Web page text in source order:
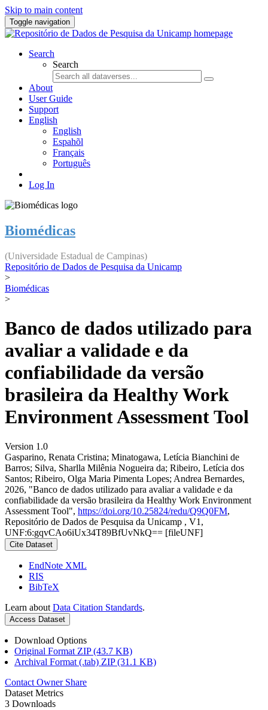
Skip to main content
Toggle navigation
Search
Search
About
User Guide
Support
English
English
Espahõl
Français
Português
Log In
Biomédicas
(Universidade Estadual de Campinas)
Repositório de Dados de Pesquisa da Unicamp
>
Biomédicas
>
Banco de dados utilizado para
avaliar a validade e da
confiabilidade da versão
brasileira da Healthy Work
Environment Assessment Tool
Version 1.0
Gasparino, Renata Cristina; Minatogawa, Letícia Bianchini de
Barros; Silva, Sharlla Milênia Nogueira da; Ribeiro, Letícia dos
Santos; Ribeiro, Olga Maria Pimenta Lopes; Andrea Bernardes,
2026, "Banco de dados utilizado para avaliar a validade e da
confiabilidade da versão brasileira da Healthy Work Environment
Assessment Tool", https://doi.org/10.25824/redu/Q9Q0FM,
Repositório de Dados de Pesquisa da Unicamp , V1,
UNF:6:gqvCAo6iUx34T89BfUvNkQ== [fileUNF]
Cite Dataset
EndNote XML
RIS
BibTeX
Learn about Data Citation Standards.
Access Dataset
Download Options
Original Format ZIP (43.7 KB)
Archival Format (.tab) ZIP (31.1 KB)
Contact Owner Share
Dataset Metrics
3 Downloads